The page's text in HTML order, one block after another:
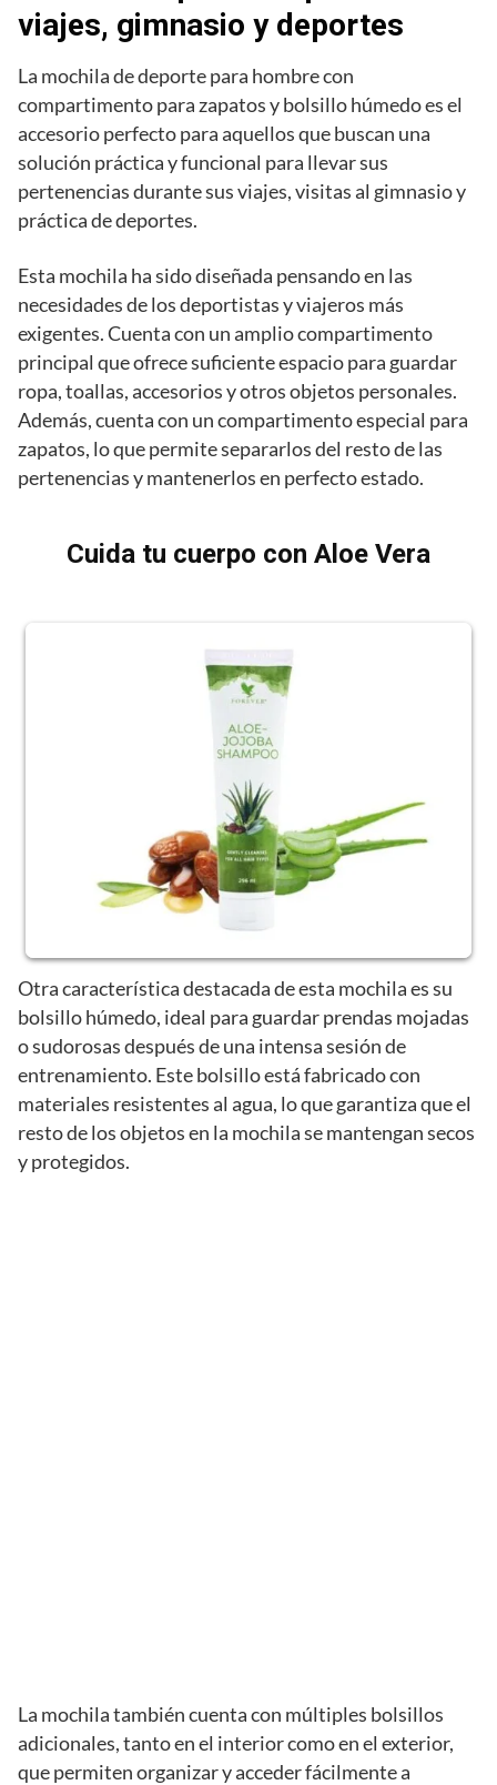
viajes, gimnasio y deportes
La mochila de deporte para hombre con
compartimento para zapatos y bolsillo húmedo es el
accesorio perfecto para aquellos que buscan una
solución práctica y funcional para llevar sus
pertenencias durante sus viajes, visitas al gimnasio y
práctica de deportes.
Esta mochila ha sido diseñada pensando en las
necesidades de los deportistas y viajeros más
exigentes. Cuenta con un amplio compartimento
principal que ofrece suficiente espacio para guardar
ropa, toallas, accesorios y otros objetos personales.
Además, cuenta con un compartimento especial para
zapatos, lo que permite separarlos del resto de las
pertenencias y mantenerlos en perfecto estado.
Cuida tu cuerpo con Aloe Vera
Otra característica destacada de esta mochila es su
bolsillo húmedo, ideal para guardar prendas mojadas
o sudorosas después de una intensa sesión de
entrenamiento. Este bolsillo está fabricado con
materiales resistentes al agua, lo que garantiza que el
resto de los objetos en la mochila se mantengan secos
y protegidos.
La mochila también cuenta con múltiples bolsillos
adicionales, tanto en el interior como en el exterior,
que permiten organizar y acceder fácilmente a